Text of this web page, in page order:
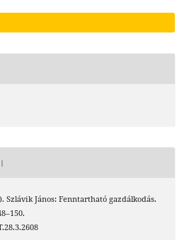
Szlávik János: Fenntartható gazdálkodás.